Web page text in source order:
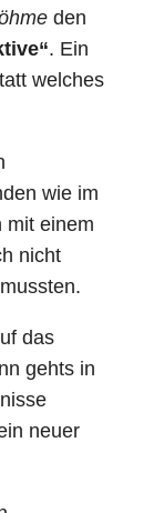
den
. Ein
welches
wie im
mit einem
nicht
das
gehts in
neuer